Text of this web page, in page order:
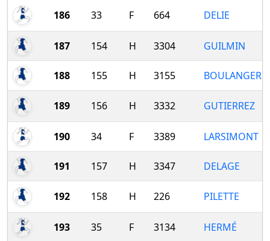
186 33 F 664 DELIE
187 154 H 3304 GUILMIN
188 155 H 3155 BOULANGER
189 156 H 3332 GUTIERREZ
190 34 F 3389 LARSIMONT
191 157 H 3347 DELAGE
192 158 H 226 PILETTE
193 35 F 3134 HERMÉ